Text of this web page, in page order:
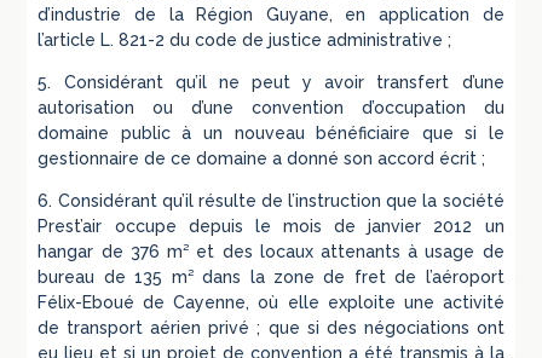
d’industrie de la Région Guyane, en application de
l’article L. 821-2 du code de justice administrative ;
5. Considérant qu’il ne peut y avoir transfert d’une
autorisation ou d’une convention d’occupation du
domaine public à un nouveau bénéficiaire que si le
gestionnaire de ce domaine a donné son accord écrit ;
6. Considérant qu’il résulte de l’instruction que la société
Prest’air occupe depuis le mois de janvier 2012 un
hangar de 376 m² et des locaux attenants à usage de
bureau de 135 m² dans la zone de fret de l’aéroport
Félix-Eboué de Cayenne, où elle exploite une activité
de transport aérien privé ; que si des négociations ont
eu lieu et si un projet de convention a été transmis à la